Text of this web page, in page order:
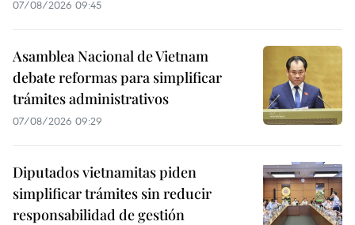
07/08/2026 09:45
Asamblea Nacional de Vietnam
debate reformas para simplificar
trámites administrativos
07/08/2026 09:29
Diputados vietnamitas piden
simplificar trámites sin reducir
responsabilidad de gestión